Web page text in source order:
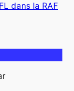
dans la RAF